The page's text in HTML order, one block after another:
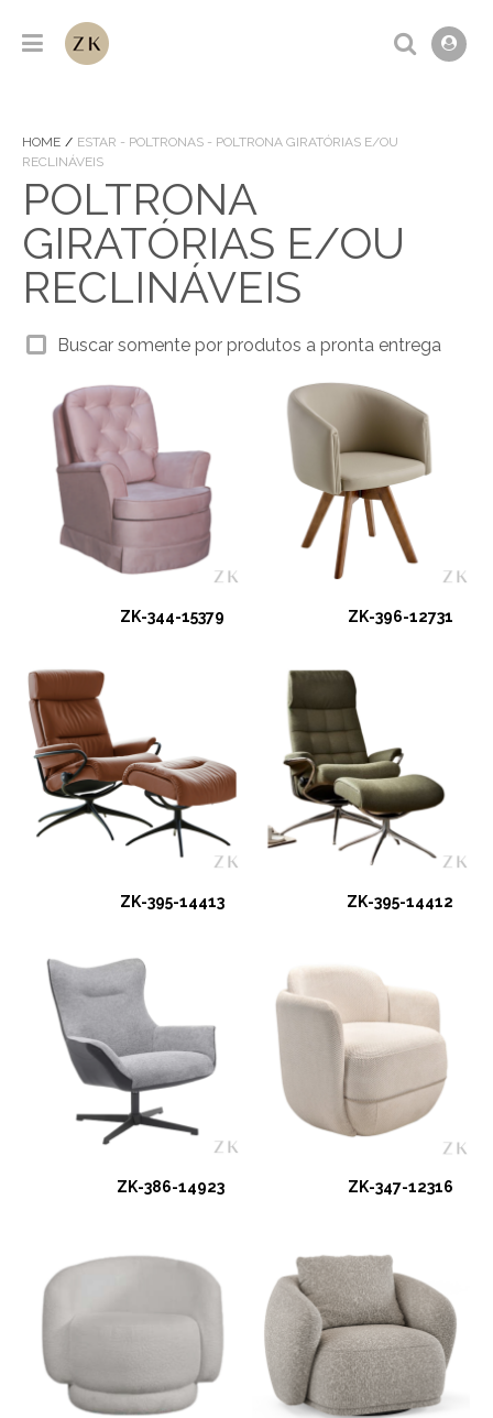
HOME
ESTAR - POLTRONAS - POLTRONA GIRATÓRIAS E/OU
RECLINÁVEIS
POLTRONA
GIRATÓRIAS E/OU
RECLINÁVEIS
Buscar somente por produtos a pronta entrega
ZK-344-15379 ZK-396-12731
ZK-395-14413 ZK-395-14412
ZK-386-14923 ZK-347-12316